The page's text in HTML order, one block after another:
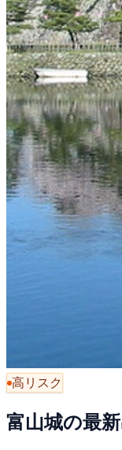
高リスク
富山城の最